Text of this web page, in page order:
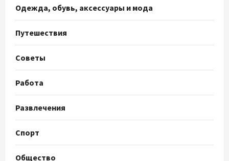
Одежда, обувь, аксессуары и мода
Путешествия
Советы
Работа
Развлечения
Спорт
Общество